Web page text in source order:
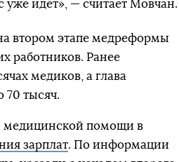
уже идет», — считает Мовчан.
на втором этапе медреформы
работников. Ранее
медиков, а глава
70 тысяч.
медицинской помощи в
зарплат. По информации